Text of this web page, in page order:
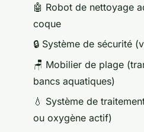
🤖 Robot de nettoyage
coque
🔒 Système de sécurité
🪑 Mobilier de plage
bancs aquatiques)
💧 Système de
ou oxygène actif)